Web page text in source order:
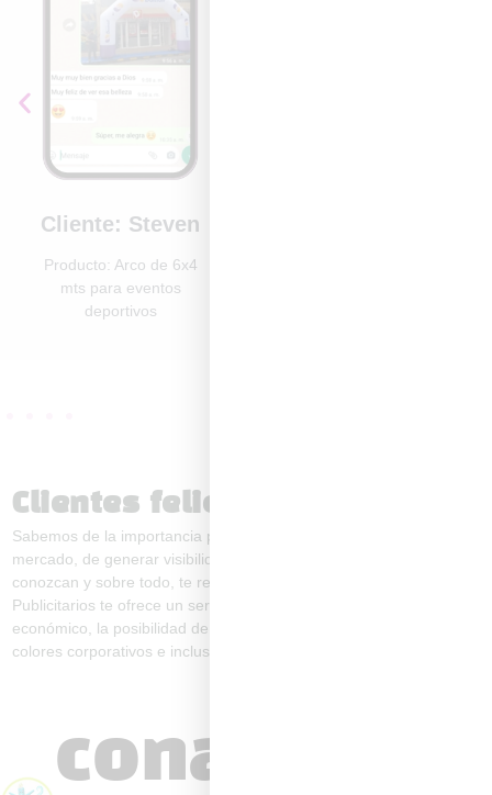
Cliente: Steven
Producto: Arco de 6x4
mts para eventos
deportivos
Clientes felices
Sabemos de la importancia para tu negocio de impactar en el
mercado, de generar visibilidad y aumentar los clientes que te
conozcan y sobre todo, te recomienden. ConAire Inflables
Publicitarios te ofrece un servicio de la mejor calidad y a un precio
económico, la posibilidad de impactar visiblemente con tu logo,
colores corporativos e incluso tus actividades estratégicas de venta.